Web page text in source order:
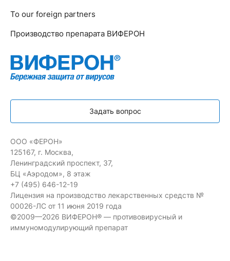
To our foreign partners
Производство препарата ВИФЕРОН
Задать вопрос
ООО «ФЕРОН»
125167, г. Москва,
Ленинградский проспект, 37,
БЦ «Аэродом», 8 этаж
+7 (495) 646-12-19
Лицензия на производство лекарственных средств №
00026-ЛС от 11 июня 2019 года
©2009—2026 ВИФЕРОН® — противовирусный и
иммуномодулирующий препарат